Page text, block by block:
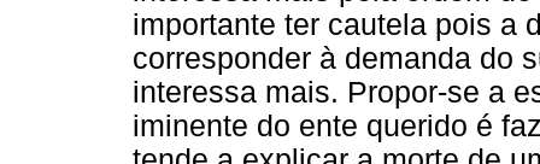
importante ter cautela pois a
corresponder à demanda do
interessa mais. Propor-se a
iminente do ente querido é